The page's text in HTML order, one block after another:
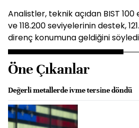
Analistler, teknik açıdan BIST 100
ve 118.200 seviyelerinin destek,
direnç konumuna geldiğini
Öne Çıkanlar
Değerli metallerde ivme tersine döndü